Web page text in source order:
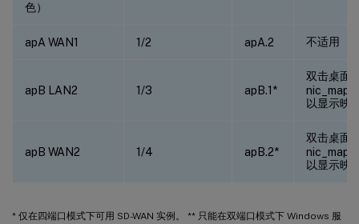
色）
apA WAN1 1/2 apA.2 不适用
apB LAN2 1/3 apB.1*
双击桌面
以显示映
apB WAN2 1/4 apB.2*
双击桌面
以显示映
* 仅在四端口模式下可用 SD-WAN 实例。 ** 只能在双端口模式下 Windows 服